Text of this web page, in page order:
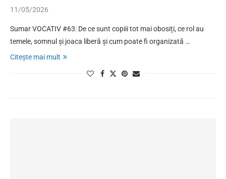
11/05/2026
Sumar VOCATIV #63: De ce sunt copiii tot mai obosiți, ce rol au
temele, somnul și joaca liberă și cum poate fi organizată …
Citește mai mult